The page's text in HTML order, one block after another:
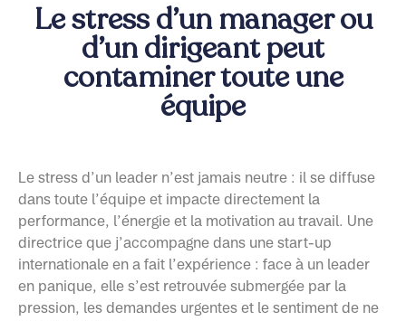
Le stress d’un manager ou
d’un dirigeant peut
contaminer toute une
équipe
Le stress d’un leader n’est jamais neutre : il se diffuse
dans toute l’équipe et impacte directement la
performance, l’énergie et la motivation au travail. Une
directrice que j’accompagne dans une start-up
internationale en a fait l’expérience : face à un leader
en panique, elle s’est retrouvée submergée par la
pression, les demandes urgentes et le sentiment de ne